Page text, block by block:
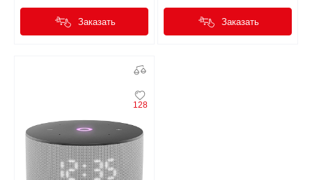
Заказать Заказать
128